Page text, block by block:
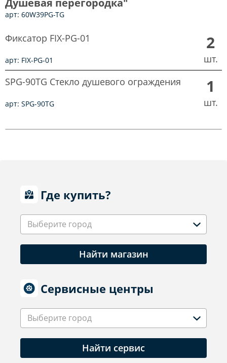
Душевая перегородка"
арт: 60W39PG-TG
Фиксатор FIX-PG-01
арт: FIX-PG-01
2
шт.
SPG-90TG Стекло душевого ограждения
арт: SPG-90TG
1
шт.
Где купить?
Выберите город
Найти магазин
Сервисные центры
Выберите город
Найти сервис